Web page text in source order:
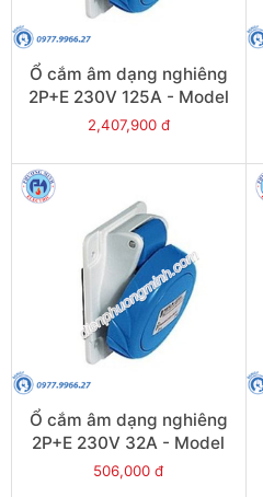
Ổ cắm âm dạng nghiêng
2P+E 230V 125A - Model
81290
2,407,900 đ
Ổ cắm âm dạng nghiêng
2P+E 230V 32A - Model
PKF32F723
506,000 đ